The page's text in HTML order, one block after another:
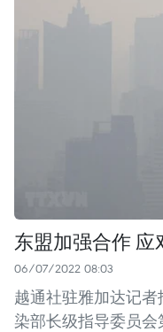
东盟加强合作
06/07/2022 08:03
越通社驻雅加达记
染部长级指导委员会